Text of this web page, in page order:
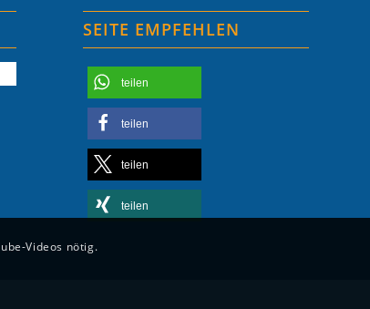
SEITE EMPFEHLEN
teilen
teilen
teilen
teilen
Videos nötig.